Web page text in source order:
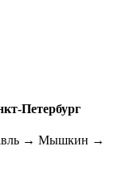
Петербург
→ Мышкин →